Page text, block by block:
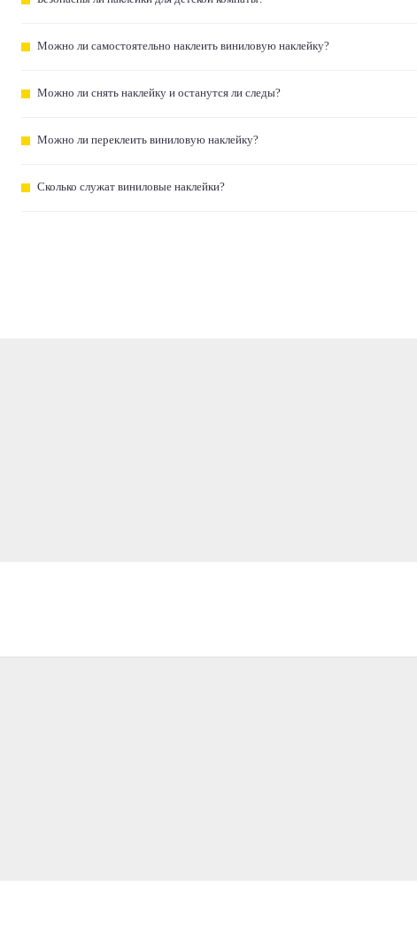
Можно ли самостоятельно наклеить виниловую наклейку?
Можно ли снять наклейку и останутся ли следы?
Можно ли переклеить виниловую наклейку?
Сколько служат виниловые наклейки?